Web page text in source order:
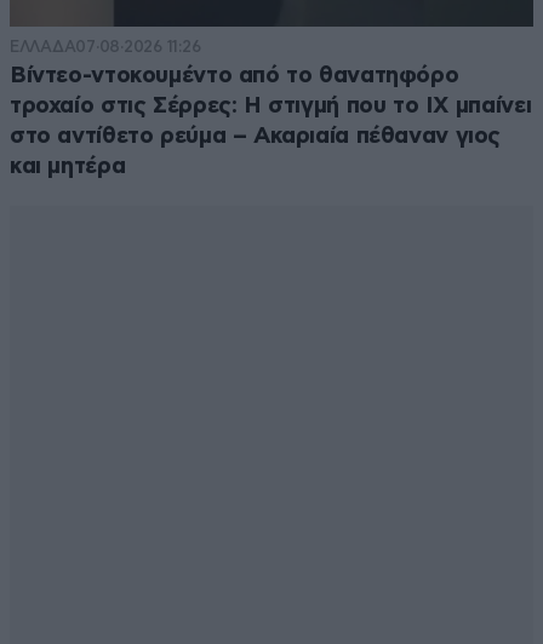
ΕΛΛΑΔΑ07·08·2026 11:26
Βίντεο-ντοκουμέντο από το θανατηφόρο
τροχαίο στις Σέρρες: Η στιγμή που το ΙΧ μπαίνει
στο αντίθετο ρεύμα – Ακαριαία πέθαναν γιος
και μητέρα